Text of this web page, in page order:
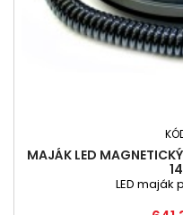
MAJÁK LED
LED maják